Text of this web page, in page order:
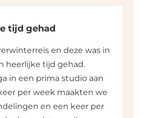
tijd gehad
en deze was in
heerlijke tijd gehad.
in een prima studio aan
per week maakten we
en een keer per